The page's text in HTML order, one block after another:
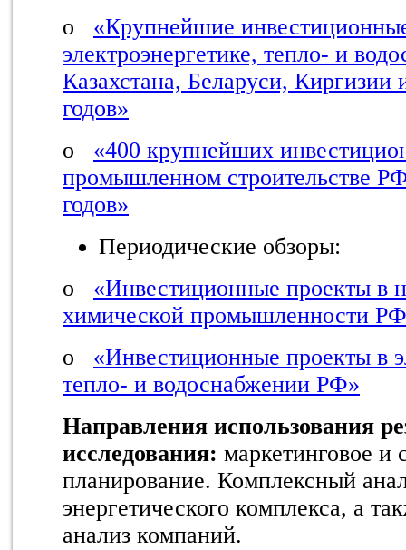
o «Крупнейшие
электроэнергетике, тепло- и
Казахстана, Беларуси,
годов»
o «400 крупнейших
промышленном строительстве
годов»
Периодические обзоры:
o «Инвестиционные проекты в
химической промышленности
o «Инвестиционные проекты в
тепло- и водоснабжении РФ»
Направления использования
исследования: маркетинговое и
планирование. Комплексный
энергетического комплекса, а
анализ компаний.